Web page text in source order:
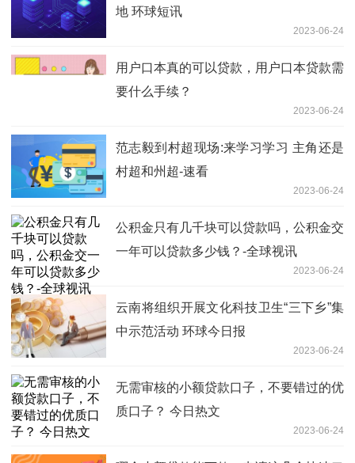
地 环球短讯
2023-06-24
用户口本真的可以贷款，用户口本贷款需
要什么手续？
2023-06-24
范志毅到村超现场:来学习学习 主角还是
村超和州超-速看
2023-06-24
公积金只有几千块可以贷款吗，公积金交
一年可以贷款多少钱？-全球视讯
2023-06-24
云南将组织开展文化科技卫生“三下乡”集
中示范活动 环球今日报
2023-06-24
无需审核的小额贷款口子，不要错过的优
质口子？ 今日热文
2023-06-24